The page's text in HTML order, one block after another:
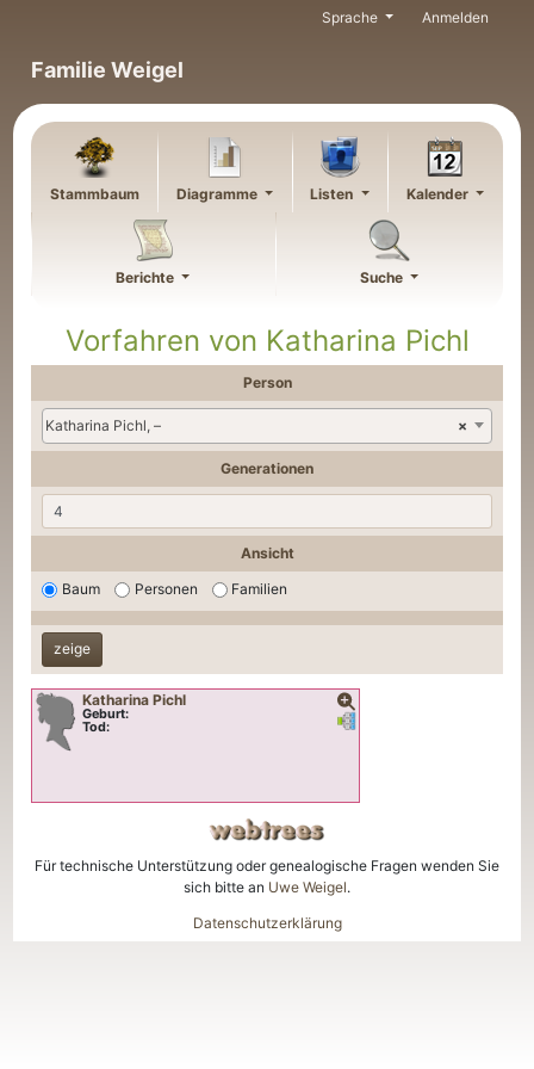
Familie Weigel
Sprache Anmelden
Stammbaum Diagramme Listen Kalender
Berichte Suche
Vorfahren von Katharina Pichl
Person
×
Katharina Pichl, –
Generationen
Ansicht
Baum Personen Familien
Verknüpfungen
Verknüpfungen
KatharinaPichl
Geburt:
Tod:
Für technische Unterstützung oder genealogische Fragen wenden Sie
sich bitte an Uwe Weigel.
Datenschutzerklärung